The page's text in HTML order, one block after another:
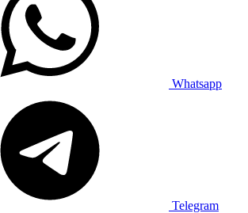
Whatsapp
Telegram